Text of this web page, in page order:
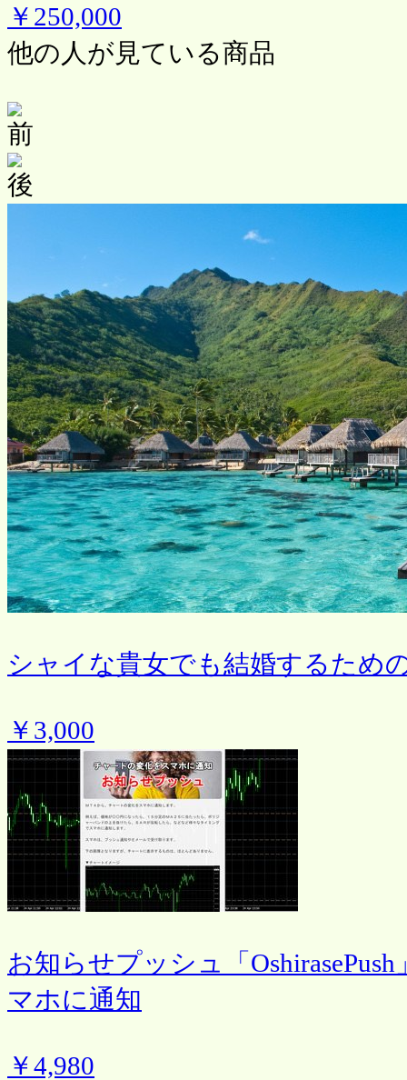
￥250,000
他の人が見ている商品
シャイな貴女でも結婚するため
￥3,000
お知らせプッシュ「
マホに通知
￥4,980